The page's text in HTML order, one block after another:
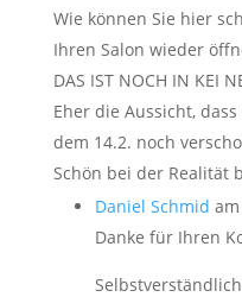
Wie können Sie hier
Ihren Salon wieder
DAS IST NOCH IN KEI
Eher die Aussicht, dass
dem 14.2. noch
Schön bei der Realität
Daniel Schmid
Danke für Ihren